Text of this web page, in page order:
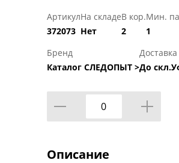
Артикул
372073
На складе
Нет
В кор.
2
Мин.
1
Бренд
Каталог СЛЕДОПЫТ >
Доставка
До
Описание